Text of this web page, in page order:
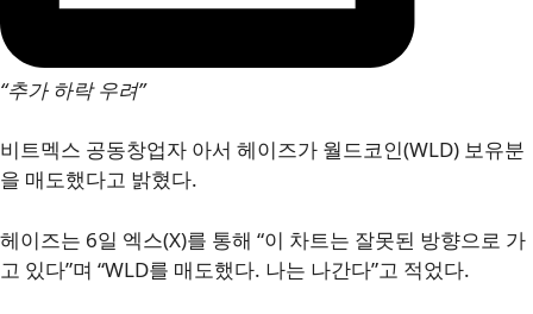
“추가 하락 우려”
비트멕스 공동창업자 아서 헤이즈가 월드코인(WLD) 보유분
을 매도했다고 밝혔다.
헤이즈는 6일 엑스(X)를 통해 “이 차트는 잘못된 방향으로 가
고 있다”며 “WLD를 매도했다. 나는 나간다”고 적었다.